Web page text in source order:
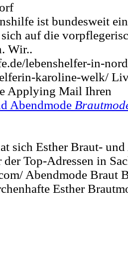
ist bundesweit
auf die
Wir..
lebenshelfer-in-
karoline-welk/
Applying Mail Ihren
Abendmode
sich Esther Braut-
Top-Adressen in
Abendmode Braut
Esther